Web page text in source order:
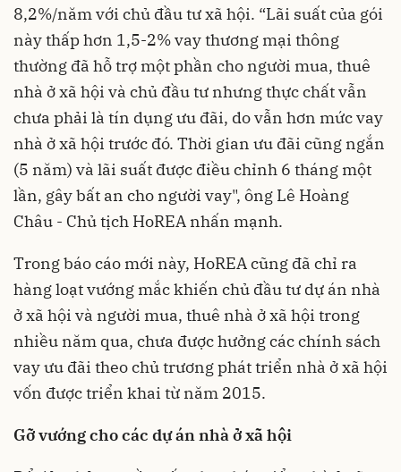
8,2%/năm với chủ đầu tư xã hội. “Lãi suất của gói
này thấp hơn 1,5-2% vay thương mại thông
thường đã hỗ trợ một phần cho người mua, thuê
nhà ở xã hội và chủ đầu tư nhưng thực chất vẫn
chưa phải là tín dụng ưu đãi, do vẫn hơn mức vay
nhà ở xã hội trước đó. Thời gian ưu đãi cũng ngắn
(5 năm) và lãi suất được điều chỉnh 6 tháng một
lần, gây bất an cho người vay", ông Lê Hoàng
Châu - Chủ tịch HoREA nhấn mạnh.
Trong báo cáo mới này, HoREA cũng đã chỉ ra
hàng loạt vướng mắc khiến chủ đầu tư dự án nhà
ở xã hội và người mua, thuê nhà ở xã hội trong
nhiều năm qua, chưa được hưởng các chính sách
vay ưu đãi theo chủ trương phát triển nhà ở xã hội
vốn được triển khai từ năm 2015.
Gỡ vướng cho các dự án nhà ở xã hội